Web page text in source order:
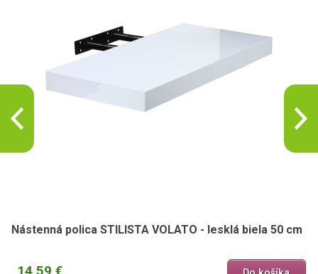
Nástenná polica STILISTA VOLATO - lesklá biela 50 cm